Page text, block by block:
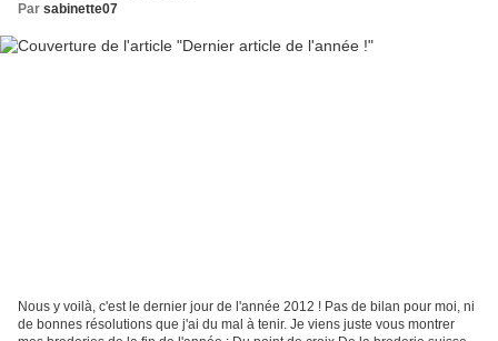
Par sabinette07
Nous y voilà, c'est le dernier jour de l'année 2012 ! Pas de bilan pour moi, ni
de bonnes résolutions que j'ai du mal à tenir. Je viens juste vous montrer